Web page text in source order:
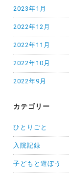
2023年1月
2022年12月
2022年11月
2022年10月
2022年9月
カテゴリー
ひとりごと
入院記録
子どもと遊ぼう